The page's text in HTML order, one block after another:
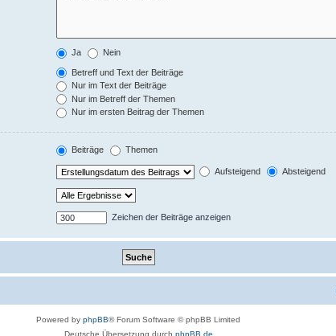
Ja Nein
Betreff und Text der Beiträge
Nur im Text der Beiträge
Nur im Betreff der Themen
Nur im ersten Beitrag der Themen
Beiträge Themen
Aufsteigend Absteigend
Zeichen der Beiträge anzeigen
Powered by phpBB® Forum Software © phpBB Limited
Deutsche Übersetzung durch phpBB.de